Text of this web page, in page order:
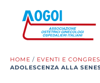
HOME / EVENTI E
ADOLESCENZA ALLA